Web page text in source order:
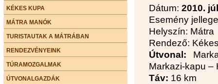
KÉKES KUPA
MÁTRA MANÓK
TURISTAUTAK A MÁTRÁBAN
RENDEZVÉNYEINK
TÚRAMOZGALMAK
ÚTVONALGAZDÁK
Dátum: 2010.
Esemény
Helyszín: Mátra
Rendező:
Útvonal:
Markazi-kapu –
Táv: 16 km